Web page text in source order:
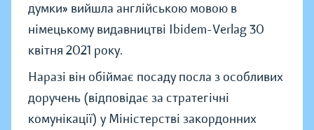
думки» вийшла англійською мовою в
німецькому видавництві Ibidem-Verlag 30
квітня 2021 року.
Наразі він обіймає посаду посла з особливих
доручень (відповідає за стратегічні
комунікації) у Міністерстві закордонних